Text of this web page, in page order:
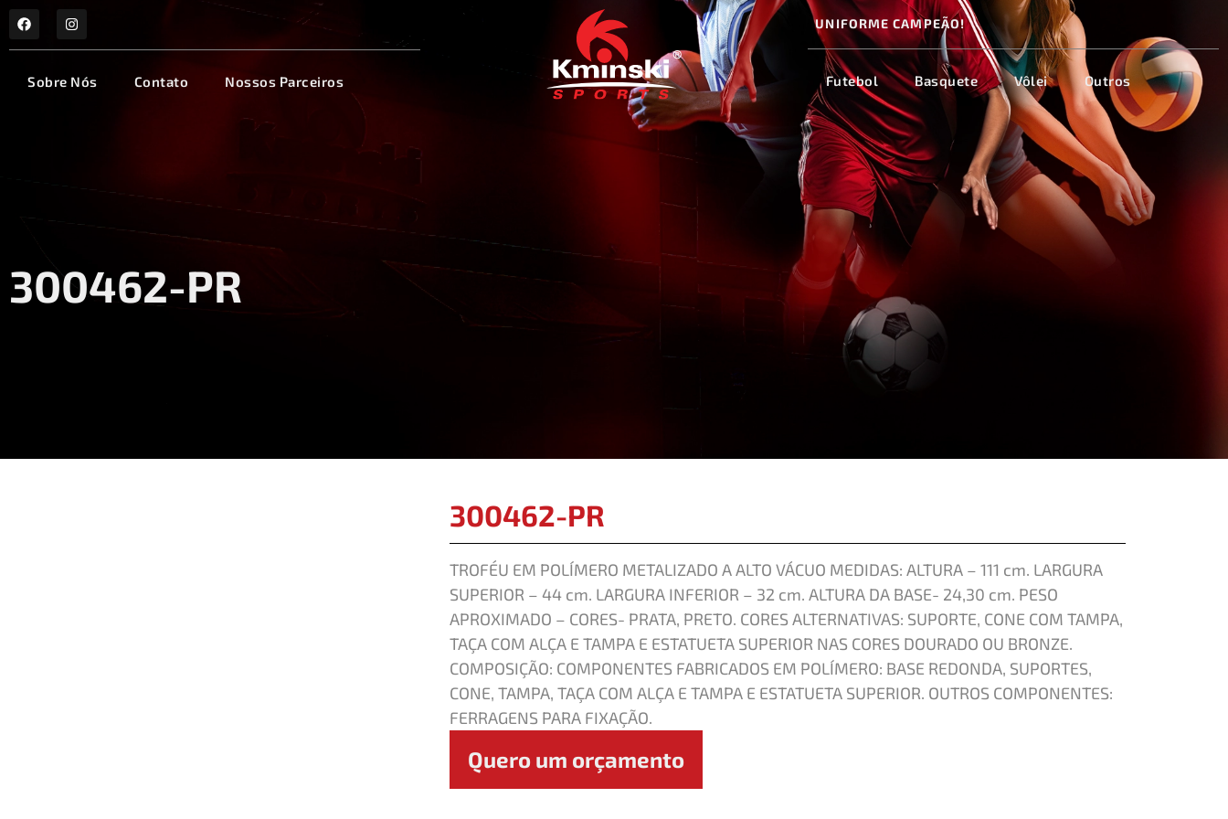
Sobre Nós Contato Nossos Parceiros
UNIFORME CAMPEÃO!
Futebol Basquete Vôlei Outros
300462-PR
300462-PR
TROFÉU EM POLÍMERO METALIZADO A ALTO VÁCUO MEDIDAS: ALTURA – 111 cm. LARGURA
SUPERIOR – 44 cm. LARGURA INFERIOR – 32 cm. ALTURA DA BASE- 24,30 cm. PESO
APROXIMADO – CORES- PRATA, PRETO. CORES ALTERNATIVAS: SUPORTE, CONE COM TAMPA,
TAÇA COM ALÇA E TAMPA E ESTATUETA SUPERIOR NAS CORES DOURADO OU BRONZE.
COMPOSIÇÃO: COMPONENTES FABRICADOS EM POLÍMERO: BASE REDONDA, SUPORTES,
CONE, TAMPA, TAÇA COM ALÇA E TAMPA E ESTATUETA SUPERIOR. OUTROS COMPONENTES:
FERRAGENS PARA FIXAÇÃO.
Quero um orçamento